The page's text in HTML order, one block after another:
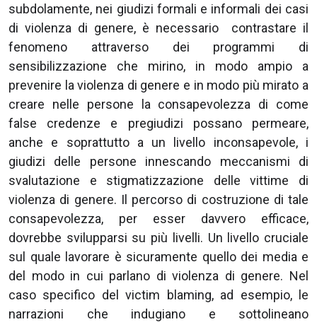
subdolamente, nei giudizi formali e informali dei casi
di violenza di genere, è necessario contrastare il
fenomeno attraverso dei programmi di
sensibilizzazione che mirino, in modo ampio a
prevenire la violenza di genere e in modo più mirato a
creare nelle persone la consapevolezza di come
false credenze e pregiudizi possano permeare,
anche e soprattutto a un livello inconsapevole, i
giudizi delle persone innescando meccanismi di
svalutazione e stigmatizzazione delle vittime di
violenza di genere. Il percorso di costruzione di tale
consapevolezza, per esser davvero efficace,
dovrebbe svilupparsi su più livelli. Un livello cruciale
sul quale lavorare è sicuramente quello dei media e
del modo in cui parlano di violenza di genere. Nel
caso specifico del victim blaming, ad esempio, le
narrazioni che indugiano e sottolineano